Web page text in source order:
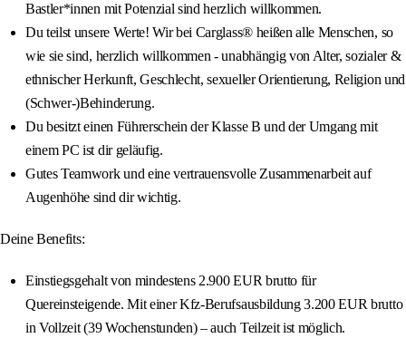
Bastler*innen mit Potenzial sind herzlich willkommen.
Du teilst unsere Werte! Wir bei Carglass® heißen alle Menschen, so
wie sie sind, herzlich willkommen - unabhängig von Alter, sozialer &
ethnischer Herkunft, Geschlecht, sexueller Orientierung, Religion und
(Schwer-)Behinderung.
Du besitzt einen Führerschein der Klasse B und der Umgang mit
einem PC ist dir geläufig.
Gutes Teamwork und eine vertrauensvolle Zusammenarbeit auf
Augenhöhe sind dir wichtig.
Deine Benefits:
Einstiegsgehalt von mindestens 2.900 EUR brutto für
Quereinsteigende. Mit einer Kfz-Berufsausbildung 3.200 EUR brutto
in Vollzeit (39 Wochenstunden) – auch Teilzeit ist möglich.